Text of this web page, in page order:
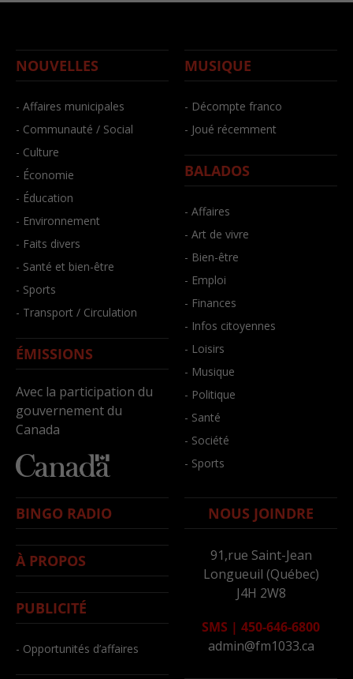
NOUVELLES
- Affaires municipales
- Communauté / Social
- Culture
- Économie
- Éducation
- Environnement
- Faits divers
- Santé et bien-être
- Sports
- Transport / Circulation
ÉMISSIONS
Avec la participation du
gouvernement du
Canada
MUSIQUE
- Décompte franco
- Joué récemment
BALADOS
- Affaires
- Art de vivre
- Bien-être
- Emploi
- Finances
- Infos citoyennes
- Loisirs
- Musique
- Politique
- Santé
- Société
- Sports
BINGO RADIO
À PROPOS
PUBLICITÉ
- Opportunités d’affaires
NOUS JOINDRE
91,rue Saint-Jean
Longueuil (Québec)
J4H 2W8
SMS | 450-646-6800
admin@fm1033.ca